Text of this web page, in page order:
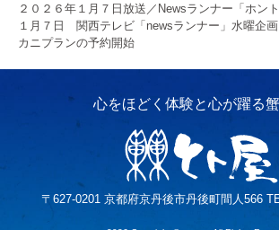
２０２６年１月７日放送／Newsランナー「ホン
１月７日 関西テレビ「newsランナー」水曜企画
カニプランの予約開始
〒627-0201 京都府京丹後市丹後町間人566